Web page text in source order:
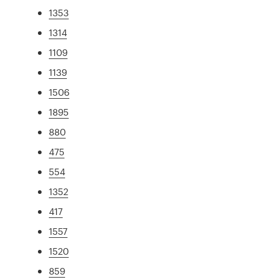
1353
1314
1109
1139
1506
1895
880
475
554
1352
417
1557
1520
859